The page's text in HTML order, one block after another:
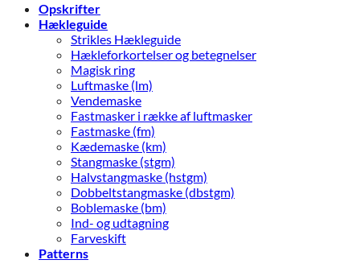
Opskrifter
Hækleguide
Strikles Hækleguide
Hækleforkortelser og betegnelser
Magisk ring
Luftmaske (lm)
Vendemaske
Fastmasker i række af luftmasker
Fastmaske (fm)
Kædemaske (km)
Stangmaske (stgm)
Halvstangmaske (hstgm)
Dobbeltstangmaske (dbstgm)
Boblemaske (bm)
Ind- og udtagning
Farveskift
Patterns